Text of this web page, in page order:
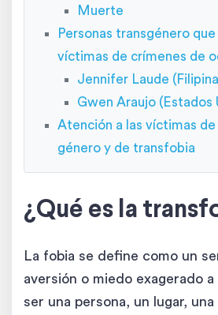
Muerte
Personas transgénero
víctimas de crímenes de
Jennifer Laude
Gwen Araujo (Estados
Atención a las víctimas
género y de transfobia
¿Qué es la
La fobia se define como un
aversión o miedo exagerado
ser una persona, un lugar,